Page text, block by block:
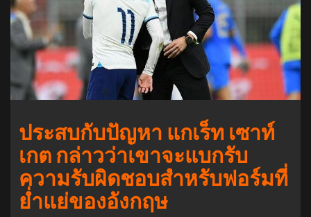
ประสบกับปัญหา แกเร็ท เซาท์
เกต กล่าวว่าเขาจะแบกรับ
ความรับผิดชอบสำหรับฟอร์มที่
ย่ำแย่ของอังกฤษ